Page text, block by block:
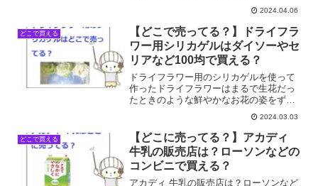
2024.04.06
どこで買える
【どこで売ってる？】ドライフラ
ワー用シリカゲルはダイソーやセ
リアなど100均で買える？
ドライフラワー用のシリカゲルを使って
作ったドライフラワーはまるで生花だっ
たときのような鮮やかなお花の姿をずっ
と残すことができます。ドライフラワー
用のシリカゲルはどこで売ってる？ダイ
ソーやセリアなど100均で買える？そこで
今回はドライフラワー...
2024.03.03
どこで買える
【どこに売ってる？】アカディ
牛乳の販売店は？ローソンなどの
コンビニで買える？
アカディ 牛乳の販売店は？ローソンなど